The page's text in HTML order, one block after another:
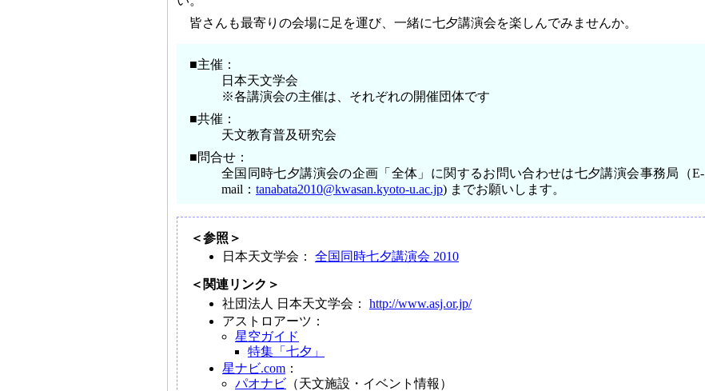
皆さんも最寄りの会場に足を運び、一緒に七夕講演会を楽しんでみませんか。
■主催：
日本天文学会
※各講演会の主催は、それぞれの開催団体です
■共催：
天文教育普及研究会
■問合せ：
全国同時七夕講演会の企画「全体」に関するお問い合わせは七夕講演会事務局（E-
mail： tanabata2010@kwasan.kyoto-u.ac.jp) までお願いします。
＜参照＞
日本天文学会： 全国同時七夕講演会 2010
＜関連リンク＞
社団法人 日本天文学会： http://www.asj.or.jp/
アストロアーツ：
星空ガイド
特集「七夕」
星ナビ.com ：
パオナビ （天文施設・イベント情報）